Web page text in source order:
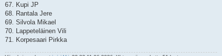
67. Kupi JP
68. Rantala Jere
69. Silvola Mikael
70. Lappeteläinen Vili
71. Korpesaari Pirkka